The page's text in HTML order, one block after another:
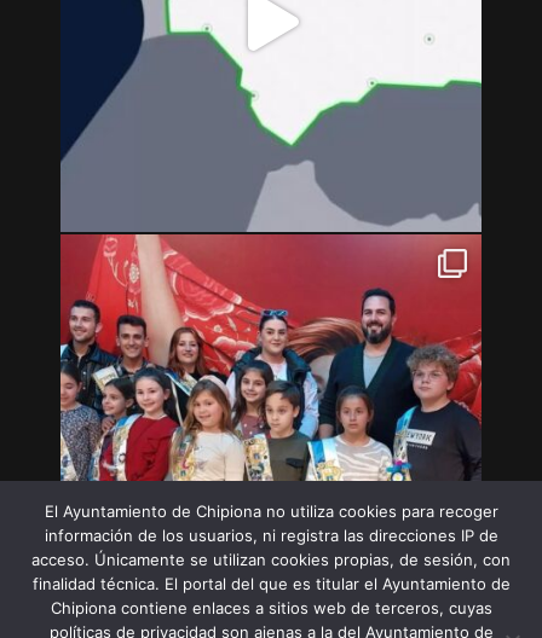
El Ayuntamiento de Chipiona no utiliza cookies para recoger
información de los usuarios, ni registra las direcciones IP de
acceso. Únicamente se utilizan cookies propias, de sesión, con
finalidad técnica. El portal del que es titular el Ayuntamiento de
Chipiona contiene enlaces a sitios web de terceros, cuyas
políticas de privacidad son ajenas a la del Ayuntamiento de